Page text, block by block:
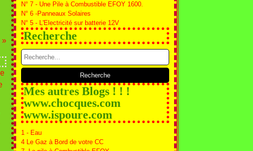
N° 7 - Une Pile à Combustible EFOY 1600.
N° 6 -Panneaux Solaires
N° 5 - L'Electricité sur batterie 12V
Recherche
Mes autres Blogs ! ! !
www.chocques.com
www.ispoure.com
1 - Eau
4 Le Gaz à Bord de votre CC